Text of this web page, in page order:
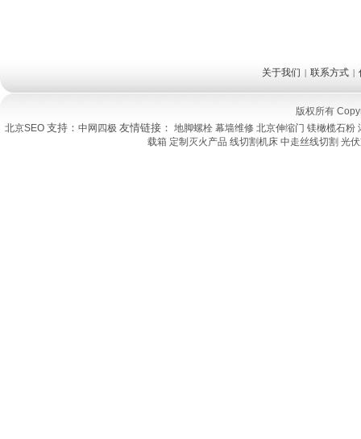
关于我们 | 联系方式 |
版权所有
北京SEO支持： 中网四极 友情链接： 地脚螺栓 幕墙维修 北京伸缩门 镁橄榄石粉
载箱 定制灭火产品 线切割机床 中走丝线切割 光